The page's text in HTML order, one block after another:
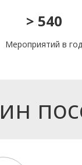
> 540
Мероприятий в год